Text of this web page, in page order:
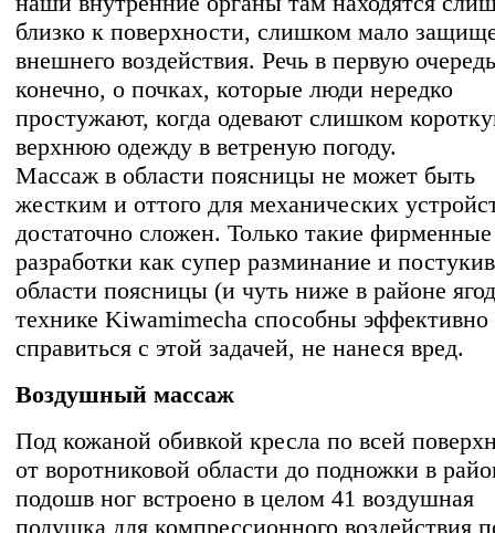
близко к поверхности, слишком мало
внешнего воздействия. Речь в первую
конечно, о почках, которые люди нередко
простужают, когда одевают слишком
верхнюю одежду в ветреную погоду.
Массаж в области поясницы не может быть
жестким и оттого для механических
достаточно сложен. Только такие фирменные
разработки как супер разминание и
области поясницы (и чуть ниже в районе
технике Kiwamimecha способны эффективно
справиться с этой задачей, не нанеся вред.
Воздушный массаж
Под кожаной обивкой кресла по всей
от воротниковой области до подножки в
подошв ног встроено в целом 41 воздушная
подушка для компрессионного воздействия